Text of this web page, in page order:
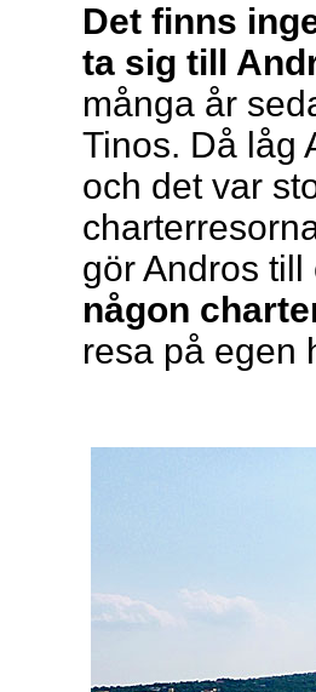
Det finns
ta sig till
många år
Tinos. Då låg
och det var
gör Andros
någon
resa på egen